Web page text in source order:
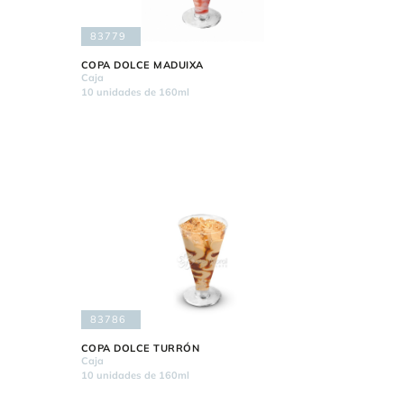
83779
COPA DOLCE MADUIXA
Caja
10 unidades de 160ml
83786
COPA DOLCE TURRÓN
Caja
10 unidades de 160ml